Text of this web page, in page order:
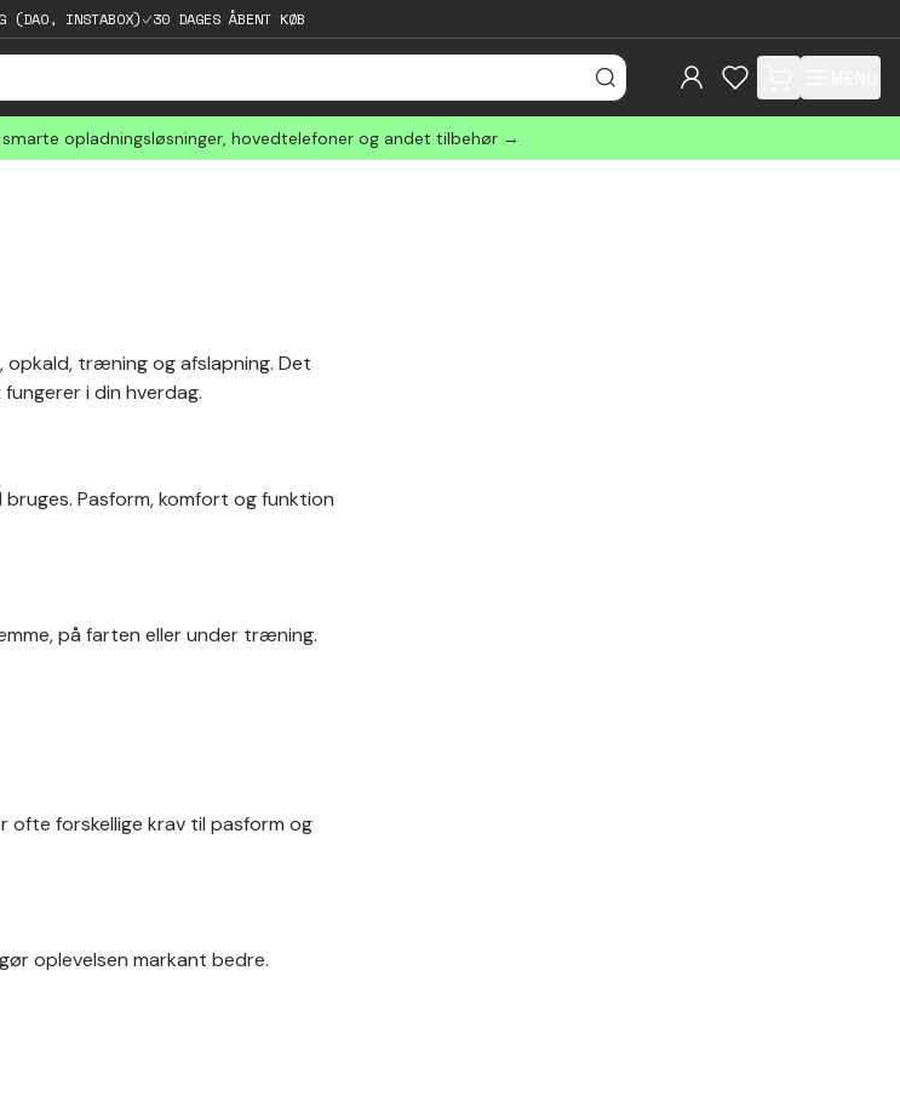
(DAO, INSTABOX) 30 DAGES ÅBENT KØB
items in cart, view
opladningsløsninger, hovedtelefoner og andet tilbehør →
træning og afslapning. Det
i din hverdag.
Pasform, komfort og funktion
på farten eller under træning.
ofte forskellige krav til pasform og
oplevelsen markant bedre.